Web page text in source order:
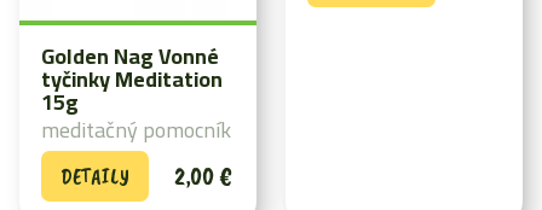
Golden Nag Vonné
tyčinky Meditation
15g
2,00€
meditačný pomocník
DETAILY